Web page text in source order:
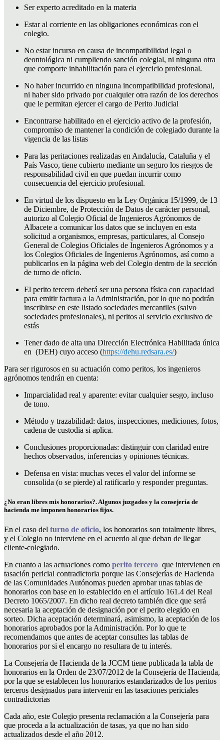
Ser experto acreditado en la materia
Estar al corriente en las obligaciones económicas con el
colegio.
No estar incurso en causa de incompatibilidad legal o
deontológica ni cumpliendo sanción colegial, ni ninguna otra
que comporte inhabilitación para el ejercicio profesional.
No haber incurrido en ninguna incompatibilidad profesional,
ni haber sido privado por cualquier otra razón de los derechos
que le permitan ejercer el cargo de Perito Judicial
Encontrarse habilitado en el ejercicio activo de la profesión,
compromiso de mantener la condición de colegiado durante la
vigencia de las listas
Para las peritaciones realizadas en Andalucía, Cataluña y el
País Vasco, tiene cubierto mediante un seguro los riesgos de
responsabilidad civil en que puedan incurrir como
consecuencia del ejercicio profesional.
En virtud de los dispuesto en la Ley Orgánica 15/1999, de 13
de Diciembre, de Protección de Datos de carácter personal,
autorizo al Colegio Oficial de Ingenieros Agrónomos de
Albacete a comunicar los datos que se incluyen en esta
solicitud a organismos, empresas, particulares, al Consejo
General de Colegios Oficiales de Ingenieros Agrónomos y a
los Colegios Oficiales de Ingenieros Agrónomos, así como a
publicarlos en la página web del Colegio dentro de la sección
de turno de oficio.
El perito tercero deberá ser una persona física con capacidad
para emitir factura a la Administración, por lo que no podrán
inscribirse en este listado sociedades mercantiles (salvo
sociedades profesionales), ni peritos al servicio exclusivo de
estás
Tener dado de alta una Dirección Electrónica Habilitada única
en (DEH) cuyo acceso (https://dehu.redsara.es/)
Para ser rigurosos en su actuación como peritos, los ingenieros
agrónomos tendrán en cuenta:
Imparcialidad real y aparente: evitar cualquier sesgo, incluso
de tono.
Método y trazabilidad: datos, inspecciones, mediciones, fotos,
cadena de custodia si aplica.
Conclusiones proporcionadas: distinguir con claridad entre
hechos observados, inferencias y opiniones técnicas.
Defensa en vista: muchas veces el valor del informe se
consolida (o se pierde) al ratificarlo y responder preguntas.
¿No eran libres mis honorarios?. Algunos juzgados y la consejería de
hacienda me imponen honorarios fijos.
En el caso del turno de oficio, los honorarios son totalmente libres,
y el Colegio no interviene en el acuerdo al que deban de llegar
cliente-colegiado.
En cuanto a las actuaciones como perito tercero que intervienen en
tasación pericial contradictoria porque las Consejerías de Hacienda
de las Comunidades Autónomas pueden aprobar unas tablas de
honorarios con base en lo establecido en el artículo 161.4 del Real
Decreto 1065/2007. En dicho real decreto también dice que será
necesaria la aceptación de designación por el perito elegido en
sorteo. Dicha aceptación determinará, asimismo, la aceptación de los
honorarios aprobados por la Administración. Por lo que te
recomendamos que antes de aceptar consultes las tablas de
honorarios por si el encargo no resultara de tu interés.
La Consejería de Hacienda de la JCCM tiene publicada la tabla de
honorarios en la Orden de 23/07/2012 de la Consejería de Hacienda,
por la que se establecen los honorarios estandarizados de los peritos
terceros designados para intervenir en las tasaciones periciales
contradictorias
Cada año, este Colegio presenta reclamación a la Consejería para
que proceda a la actualización de tasas, ya que no han sido
actualizados desde el año 2012.